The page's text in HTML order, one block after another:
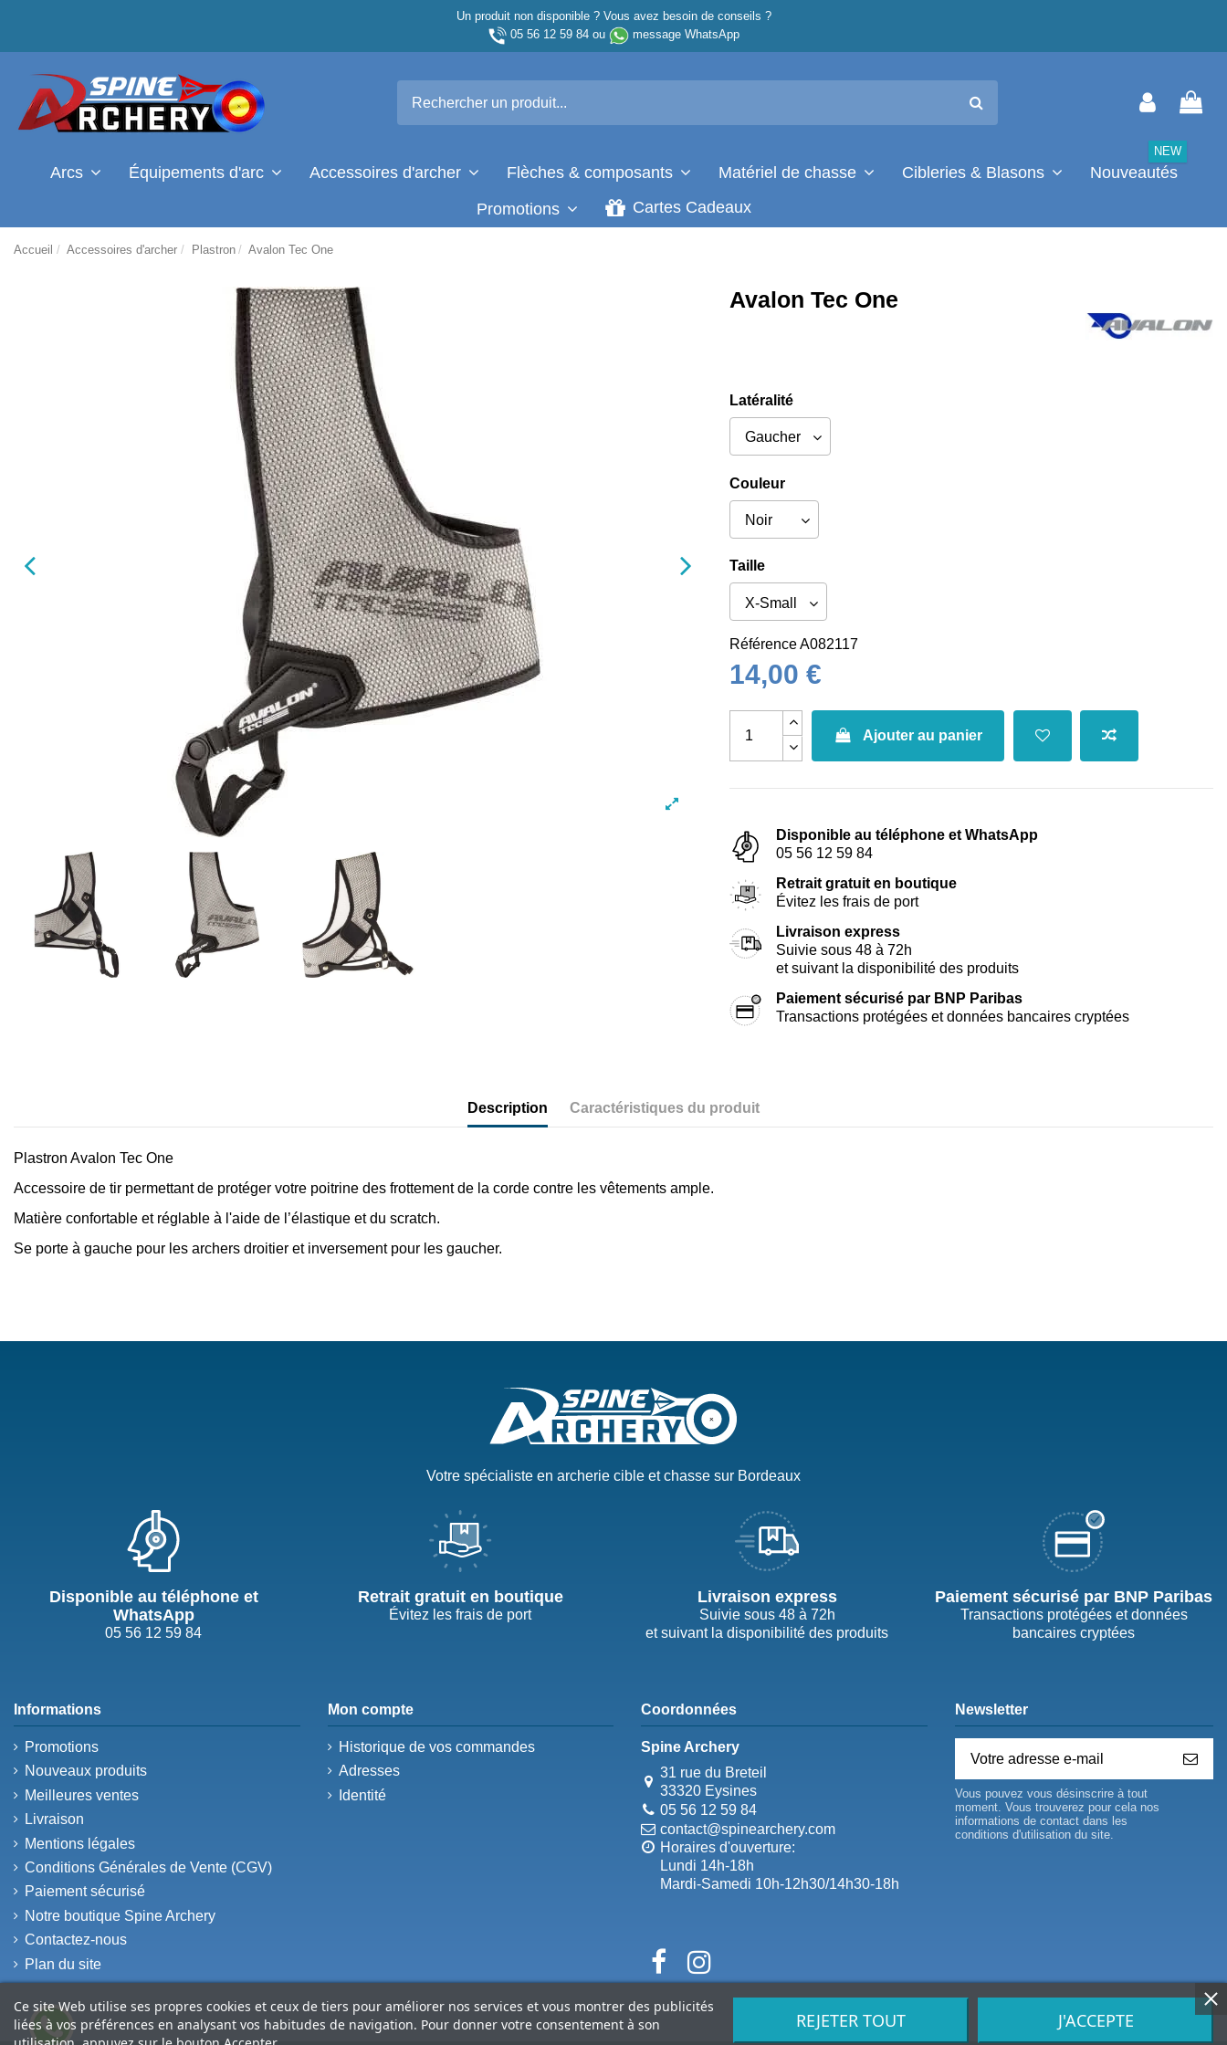
Un produit non disponible ? Vous avez besoin de conseils ?
05 56 12 59 84ou message WhatsApp
Arcs Équipements d'arc Accessoires d'archer Flèches & composants Matériel de chasse Cibleries & Blasons Nouveautés
NEW
Promotions Cartes Cadeaux
Accueil Accessoires d'archer Plastron Avalon Tec One
Avalon Tec One
Latéralité
Couleur
Taille
RéférenceA082117
14,00 €
Ajouter au panier
Disponible au téléphone et WhatsApp
05 56 12 59 84
Retrait gratuit en boutique
Évitez les frais de port
Livraison express
Suivie sous 48 à 72h
et suivant la disponibilité des produits
Paiement sécurisé par BNP Paribas
Transactions protégées et données bancaires cryptées
Description Caractéristiques du produit
Plastron Avalon Tec One
Accessoire de tir permettant de protéger votre poitrine des frottement de la corde contre les vêtements ample.
Matière confortable et réglable à l'aide de l’élastique et du scratch.
Se porte à gauche pour les archers droitier et inversement pour les gaucher.
Votre spécialiste en archerie cible et chasse sur Bordeaux
Disponible au téléphone et
WhatsApp
05 56 12 59 84
Retrait gratuit en boutique
Évitez les frais de port
Livraison express
Suivie sous 48 à 72h
et suivant la disponibilité des produits
Paiement sécurisé par BNP Paribas
Transactions protégées et données
bancaires cryptées
Informations
Promotions
Nouveaux produits
Meilleures ventes
Livraison
Mentions légales
Conditions Générales de Vente (CGV)
Paiement sécurisé
Notre boutique Spine Archery
Contactez-nous
Plan du site
Mon compte
Historique de vos commandes
Adresses
Identité
Coordonnées
Spine Archery
31 rue du Breteil
33320 Eysines
05 56 12 59 84
contact@spinearchery.com
Horaires d'ouverture:
Lundi 14h-18h
Mardi-Samedi 10h-12h30/14h30-18h
Ce site Web utilise ses propres cookies et ceux de tiers pour améliorer nos services et vous montrer des publicités
liées à vos préférences en analysant vos habitudes de navigation. Pour donner votre consentement à son
REJETER TOUT J'ACCEPTE
Newsletter
Vous pouvez vous désinscrire à tout
moment. Vous trouverez pour cela nos
informations de contact dans les
conditions d'utilisation du site.